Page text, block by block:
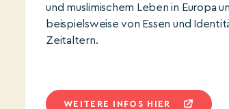
und muslimischem Leben in Europa
beispielsweise von Essen und
Zeitaltern.
WEITERE INFOS HIER